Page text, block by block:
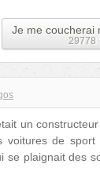
Je me coucherai
29778
un
de
plaignait des